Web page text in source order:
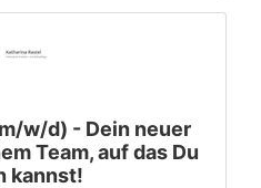
w/d) - Dein neuer
Team, auf das Du
kannst!